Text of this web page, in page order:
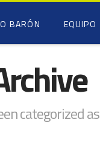
BARÓN EQUIPO
categorized as